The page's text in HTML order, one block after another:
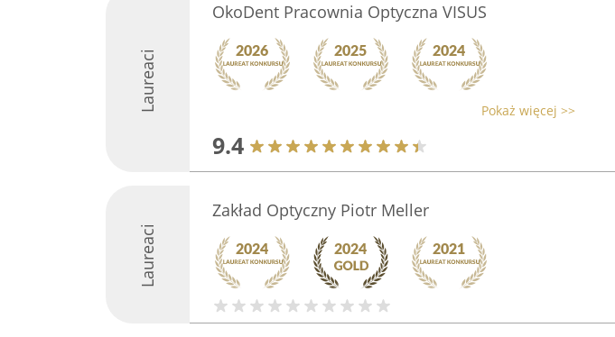
Laureaci
OkoDent Pracownia Optyczna VISUS
Pokaż więcej >>
9.4
Laureaci
Zakład Optyczny Piotr Meller